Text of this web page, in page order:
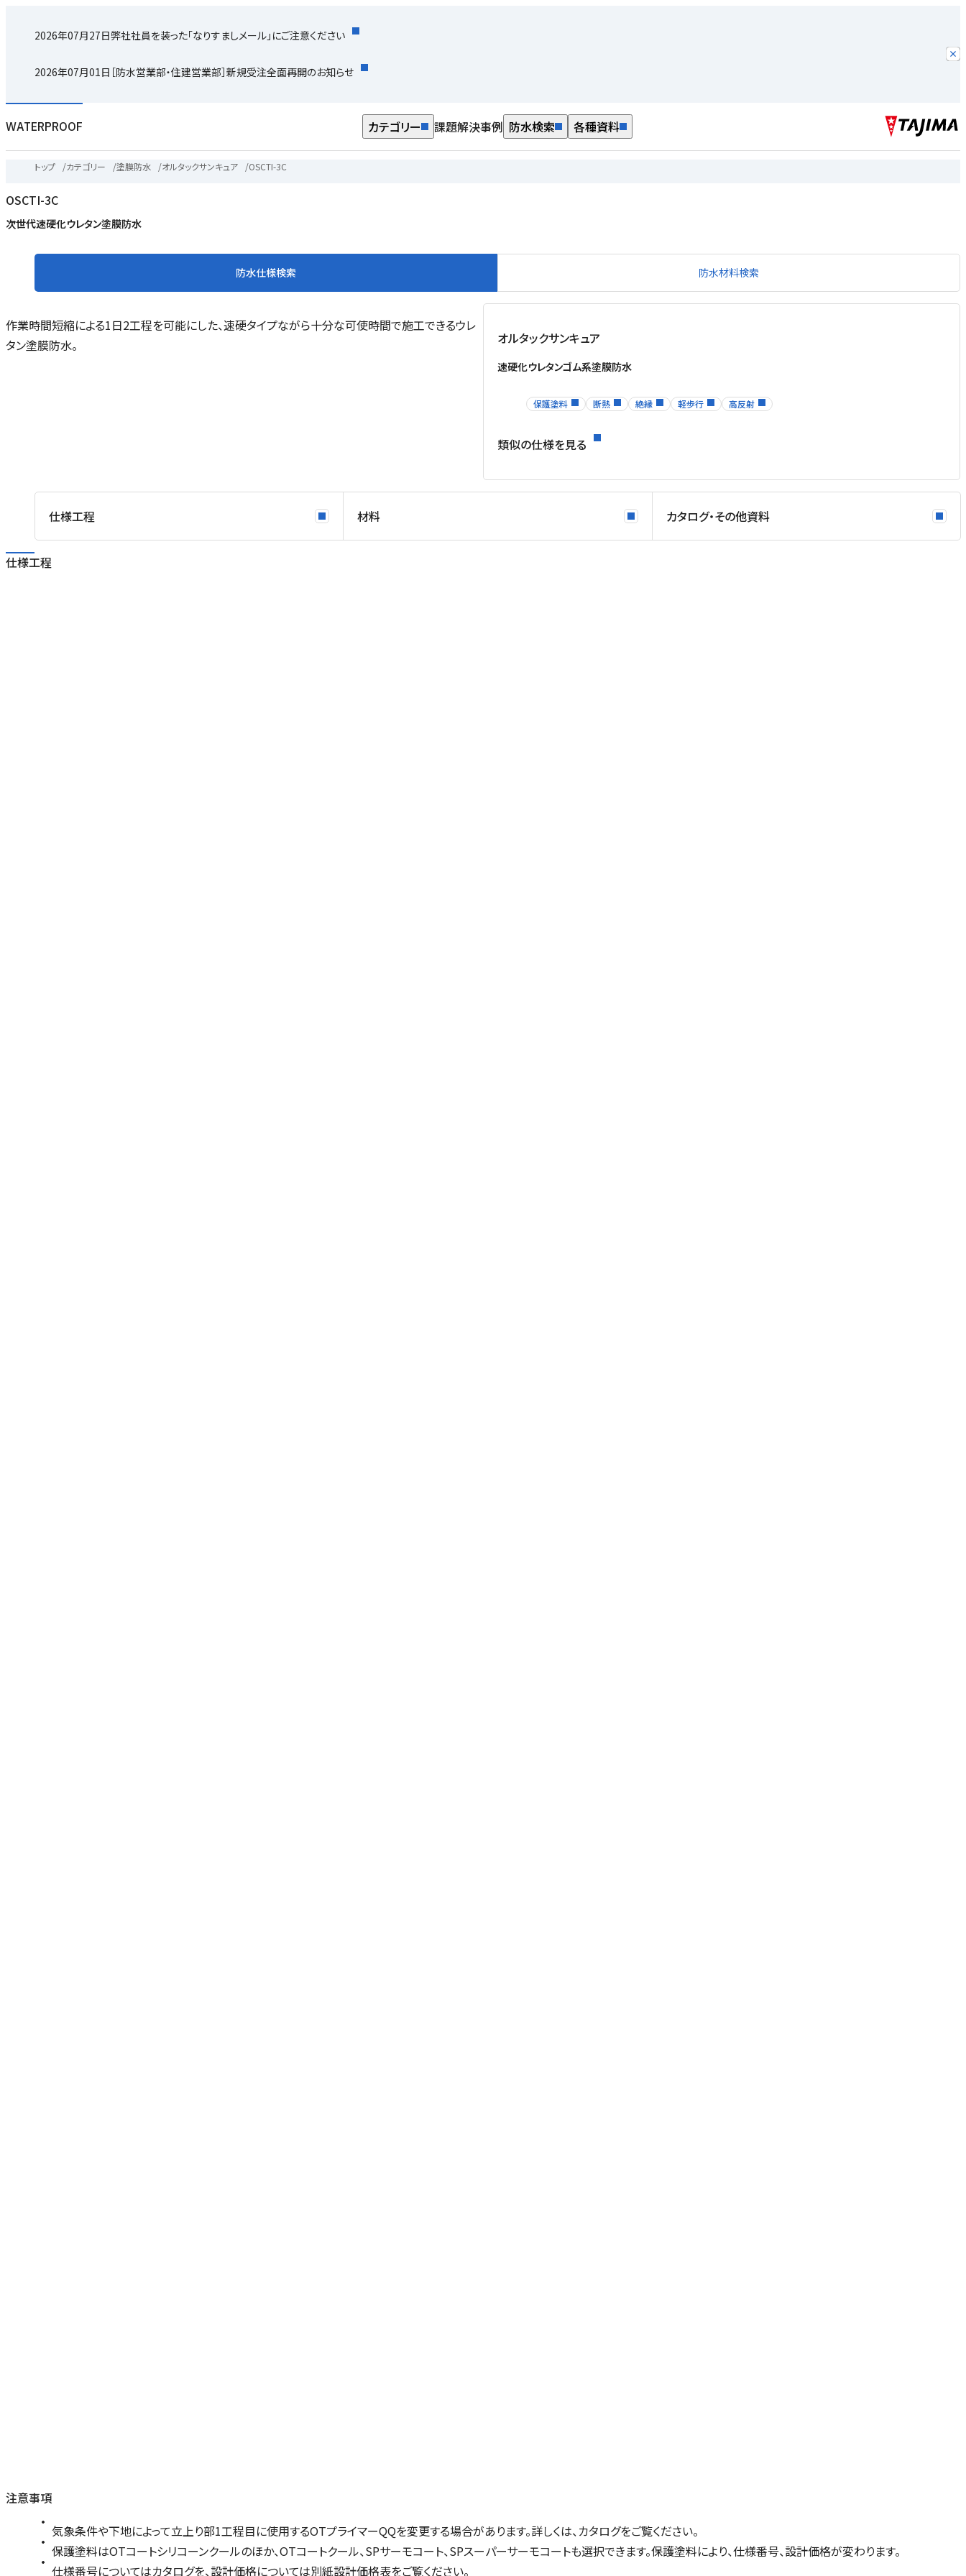
2026年07月27日弊社社員を装った「なりすましメール」にご注意ください
2026年07月01日 ［防水営業部・住建営業部］新規受注全面再開のお知らせ
WATERPROOF カテゴリー 課題解決事例 防水検索 各種資料
トップ /カテゴリー /塗膜防水 /オルタックサンキュア /OSCTI-3C
OSCTI-3C
次世代速硬化ウレタン塗膜防水
防水仕様検索 防水材料検索
作業時間短縮による1日2工程を可能にした、速硬タイプながら十分な可使時間で施工できるウレ
タン塗膜防水。
オルタックサンキュア
速硬化ウレタンゴム系塗膜防水
保護塗料 断熱 絶縁 軽歩行 高反射
類似の仕様を見る
仕様工程 材料 カタログ・その他資料
仕様工程
注意事項
気象条件や下地によって立上り部1工程目に使用するOTプライマーQQを変更する場合があります。詳しくは、カタログをご覧ください。
保護塗料はOTコートシリコーンクールのほか、OTコートクール、SPサーモコート、SPスーパーサーモコートも選択できます。保護塗料により、仕様番号、設計価格が変わります。
仕様番号についてはカタログを、設計価格については別紙設計価格表をご覧ください。